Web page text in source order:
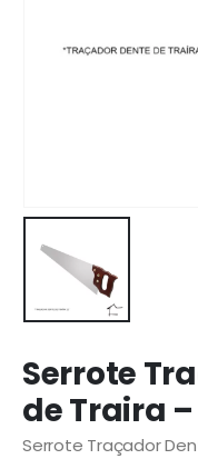
Serrote
de Traira –
Serrote Traçador